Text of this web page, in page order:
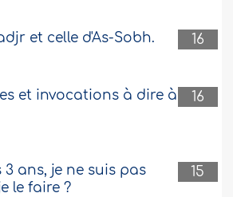
16
et celle d'As-Sobh.
16
et invocations à dire à
15
ans, je ne suis pas
le faire ?